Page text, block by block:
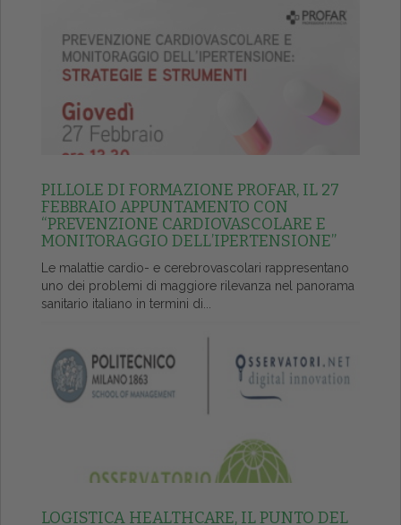
PILLOLE DI FORMAZIONE PROFAR, IL 27
FEBBRAIO APPUNTAMENTO CON
“PREVENZIONE CARDIOVASCOLARE E
MONITORAGGIO DELL’IPERTENSIONE”
Le malattie cardio- e cerebrovascolari rappresentano
uno dei problemi di maggiore rilevanza nel panorama
sanitario italiano in termini di...
LOGISTICA HEALTHCARE, IL PUNTO DEL